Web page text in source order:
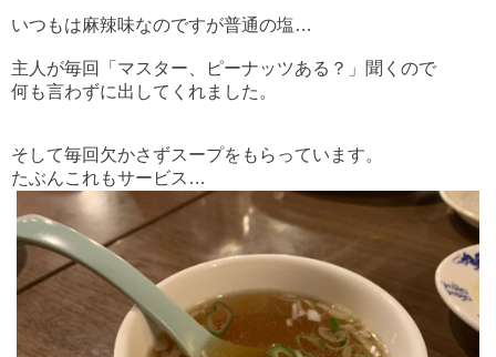
いつもは麻辣味なのですが普通の塩…
主人が毎回「マスター、ピーナッツある？」聞くので
何も言わずに出してくれました。
そして毎回欠かさずスープをもらっています。
たぶんこれもサービス…